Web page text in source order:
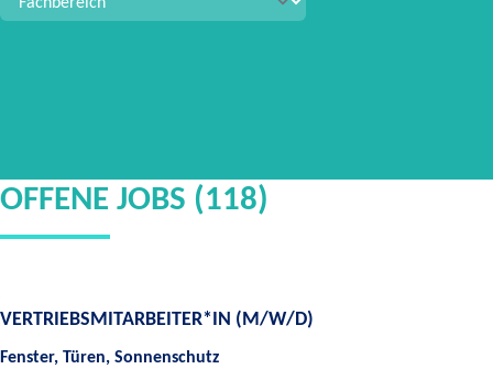
OFFENE JOBS (118)
VERTRIEBSMITARBEITER*IN (M/W/D)
Fenster, Türen, Sonnenschutz